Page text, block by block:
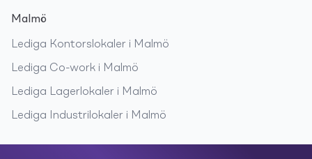
Malmö
Lediga Kontorslokaler i Malmö
Lediga Co-work i Malmö
Lediga Lagerlokaler i Malmö
Lediga Industrilokaler i Malmö